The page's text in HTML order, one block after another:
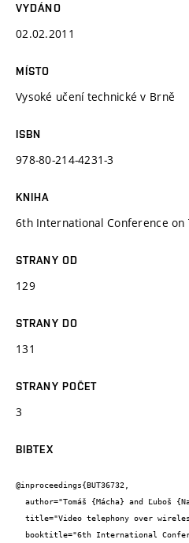
VYDÁNO
02.02.2011
MÍSTO
Vysoké učení technické v Brně
ISBN
978-80-214-4231-3
KNIHA
6th International Conference on
STRANY OD
129
STRANY DO
131
STRANY POČET
3
BIBTEX
@inproceedings{BUT36732,